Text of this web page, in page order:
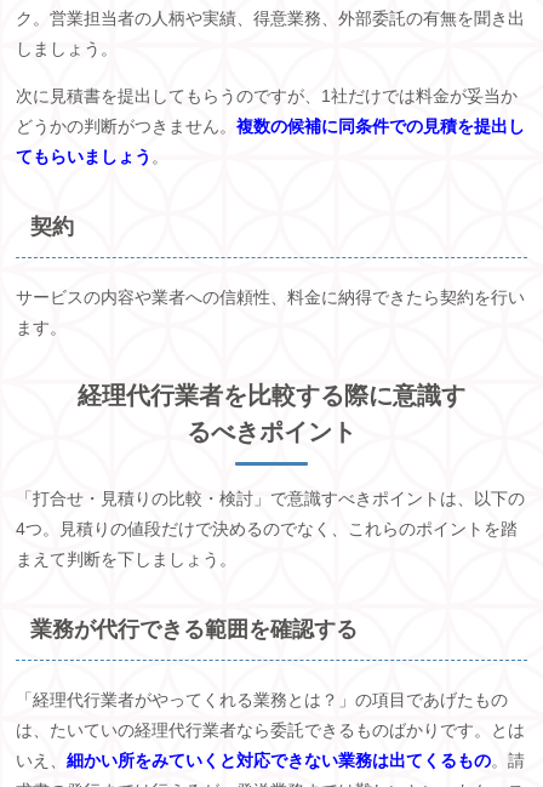
ク。営業担当者の人柄や実績、得意業務、外部委託の有無を聞き出
しましょう。
次に見積書を提出してもらうのですが、 1社だけでは料金が妥当か
どうかの判断がつきません。複数の候補に同条件での見積を提出し
てもらいましょう 。
契約
サービスの内容や業者への信頼性、料金に納得できたら契約を行い
ます。
経理代行業者を比較する際に意識す
るべきポイント
「打合せ・見積りの比較・検討」で意識すべきポイントは、以下の
4つ。見積りの値段だけで決めるのでなく、これらのポイントを踏
まえて判断を下しましょう。
業務が代行できる範囲を確認する
「経理代行業者がやってくれる業務とは？」の項目であげたもの
は、たいていの経理代行業者なら委託できるものばかりです。とは
いえ、細かい所をみていくと対応できない業務は出てくるもの。請